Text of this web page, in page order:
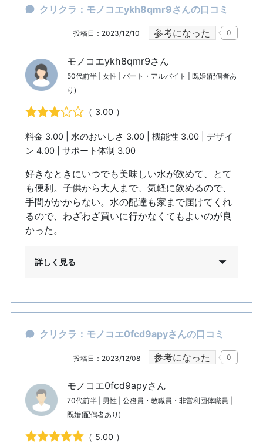
クリクラ：モノコエykh8qmr9さんの口コミ
投稿日：2023/12/10 参考になった 0
モノコエykh8qmr9さん
50代前半 | 女性 | パート・アルバイト | 既婚(配偶者あ
り)
（ 3.00 ）
料金 3.00 | 水のおいしさ 3.00 | 機能性 3.00 | デザイ
ン 4.00 | サポート体制 3.00
好きなときにいつでも美味しい水が飲めて、とて
も便利。子供から大人まで、気軽に飲めるので、
手間がかからない。水の配達も家まで届けてくれ
るので、わざわざ買いに行かなくてもよいのが良
かった。
詳しく見る
クリクラ：モノコエ0fcd9apyさんの口コミ
投稿日：2023/12/08 参考になった 0
モノコエ0fcd9apyさん
70代前半 | 男性 | 公務員・教職員・非営利団体職員 |
既婚(配偶者あり)
（ 5.00 ）